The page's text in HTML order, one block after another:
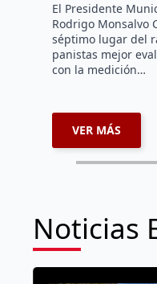
El Presidente
Rodrigo Monsalvo
séptimo lugar del
panistas mejor
con la medición…
VER MÁS
Noticias